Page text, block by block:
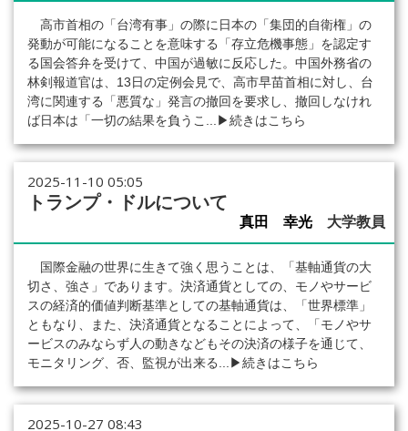
高市首相の「台湾有事」の際に日本の「集団的自衛権」の
発動が可能になることを意味する「存立危機事態」を認定す
る国会答弁を受けて、中国が過敏に反応した。中国外務省の
林剣報道官は、13日の定例会見で、高市早苗首相に対し、台
湾に関連する「悪質な」発言の撤回を要求し、撤回しなけれ
ば日本は「一切の結果を負うこ...
▶続きはこちら
2025-11-10 05:05
トランプ・ドルについて
真田 幸光 大学教員
国際金融の世界に生きて強く思うことは、「基軸通貨の大
切さ、強さ」であります。決済通貨としての、モノやサービ
スの経済的価値判断基準としての基軸通貨は、「世界標準」
ともなり、また、決済通貨となることによって、「モノやサ
ービスのみならず人の動きなどもその決済の様子を通じて、
モニタリング、否、監視が出来る...
▶続きはこちら
2025-10-27 08:43